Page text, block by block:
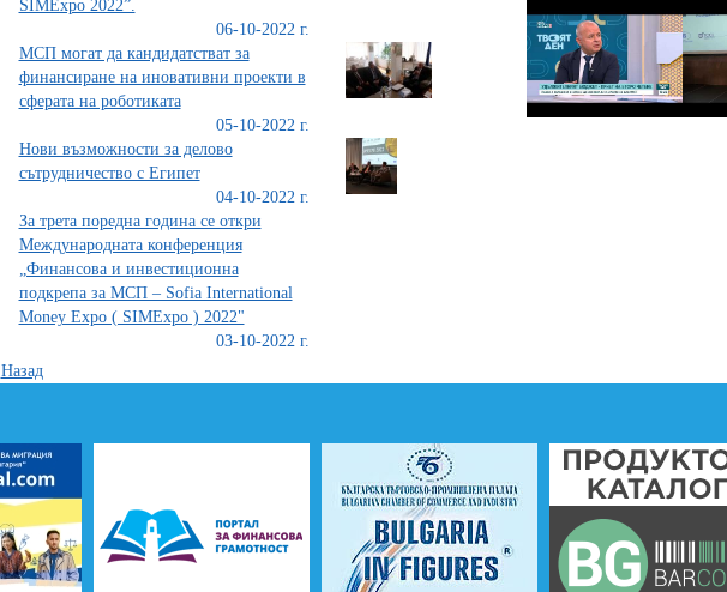
SIMExpo 2022”.
06-10-2022 г.
МСП могат да кандидатстват за
финансиране на иновативни проекти в
сферата на роботиката
05-10-2022 г.
Нови възможности за делово
сътрудничество с Египет
04-10-2022 г.
За трета поредна година се откри
Международната конференция
„Финансова и инвестиционна
подкрепа за МСП – Sofia International
Money Expo ( SIMExpo ) 2022"
03-10-2022 г.
Назад